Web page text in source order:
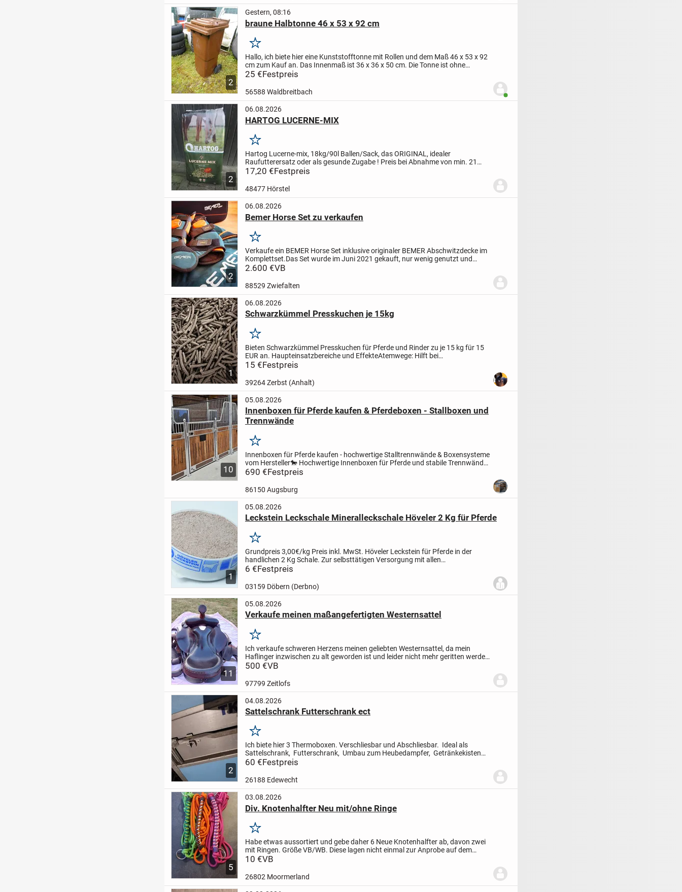
2
Gestern, 08:16
braune Halbtonne 46 x 53 x 92 cm
Merken
Hallo, ich biete hier eine Kunststofftonne mit Rollen und dem Maß 46 x 53 x 92
cm zum Kauf an. Das Innenmaß ist 36 x 36 x 50 cm. Die Tonne ist ohne
Mängel, sauber, geruchsfrei und kann als Futtertonn...
25 €Festpreis
56588 Waldbreitbach Benutzer ist online
2
06.08.2026
HARTOG LUCERNE-MIX
Merken
Hartog Lucerne-mix, 18kg/90l Ballen/Sack, das ORIGINAL, idealer
Raufutterersatz oder als gesunde Zugabe ! Preis bei Abnahme von min. 21
Ballen 16,90 Euro/Stück inkl. MWSt und ab Lager bei Barzahlung...
17,20 €Festpreis
48477 Hörstel
2
06.08.2026
Bemer Horse Set zu verkaufen
Merken
Verkaufe ein BEMER Horse Set inklusive originaler BEMER Abschwitzdecke im
Komplettset.Das Set wurde im Juni 2021 gekauft, nur wenig genutzt und
befindet sich in einem sehr guten, gepflegten Zustand....
2.600 €VB
88529 Zwiefalten
1
06.08.2026
Schwarzkümmel Presskuchen je 15kg
Merken
Bieten Schwarzkümmel Presskuchen für Pferde und Rinder zu je 15 kg für 15
EUR an. Haupteinsatzbereiche und EffekteAtemwege: Hilft bei
staubbedingtem Husten, leichten Bronchialreizungen und...
15 €Festpreis
39264 Zerbst (Anhalt)
10
05.08.2026
Innenboxen für Pferde kaufen & Pferdeboxen - Stallboxen und
Trennwände
Merken
Innenboxen für Pferde kaufen - hochwertige Stalltrennwände & Boxensysteme
vom Hersteller🐎 Hochwertige Innenboxen für Pferde und stabile Trennwände
für moderne Pferdeställe
690 €Festpreis
86150 Augsburg
1
05.08.2026
Leckstein Leckschale Mineralleckschale Höveler 2 Kg für Pferde
Merken
Grundpreis 3,00€/kg Preis inkl. MwSt. Höveler Leckstein für Pferde in der
handlichen 2 Kg Schale. Zur selbsttätigen Versorgung mit allen
lebenswichtigen Mineralien und Spurenelementen.
6 €Festpreis
03159 Döbern (Derbno)
11
05.08.2026
Verkaufe meinen maßangefertigten Westernsattel
Merken
Ich verkaufe schweren Herzens meinen geliebten Westernsattel, da mein
Haflinger inzwischen zu alt geworden ist und leider nicht mehr geritten werden
kann.Der Sattel ist maßangefertigt, besteht aus...
500 €VB
97799 Zeitlofs
2
04.08.2026
Sattelschrank Futterschrank ect
Merken
Ich biete hier 3 Thermoboxen. Verschliesbar und Abschliesbar. Ideal als
Sattelschrank, Futterschrank, Umbau zum Heubedampfer, Getränkekisten
kühl halten ect. Hält alles trocken und sauber.
60 €Festpreis
26188 Edewecht
5
03.08.2026
Div. Knotenhalfter Neu mit/ohne Ringe
Merken
Habe etwas aussortiert und gebe daher 6 Neue Knotenhalfter ab, davon zwei
mit Ringen. Größe VB/WB. Diese lagen nicht einmal zur Anprobe auf dem
Pferd. Und sind teils sogar noch verpackt.
10 €VB
26802 Moormerland